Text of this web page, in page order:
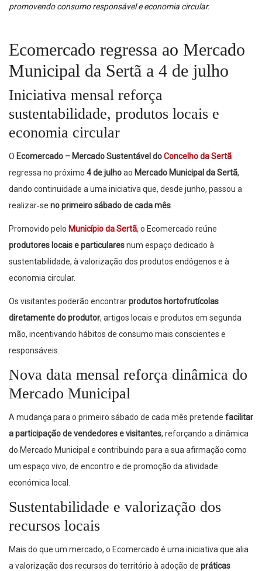
promovendo consumo responsável e economia circular.
Ecomercado regressa ao Mercado
Municipal da Sertã a 4 de julho
Iniciativa mensal reforça
sustentabilidade, produtos locais e
economia circular
O Ecomercado – Mercado Sustentável doConcelho da Sertã
regressa no próximo 4 de julhoao Mercado Municipal da Sertã,
dando continuidade a uma iniciativa que, desde junho, passou a
realizar‑se no primeiro sábado de cada mês
Promovido pelo Município da Sertã, o Ecomercado reúne
produtores locais e particularesnum espaço dedicado à
sustentabilidade, à valorização dos produtos endógenos e à
economia circular.
Os visitantes poderão encontrarprodutos hortofrutícolas
diretamente do produtor, artigos locais e produtos em segunda
mão, incentivando hábitos de consumo mais conscientes e
responsáveis.
Nova data mensal reforça dinâmica do
Mercado Municipal
A mudança para o primeiro sábado de cada mês pretende facilitar
a participação de vendedores e visitantes, reforçando a dinâmica
do Mercado Municipal e contribuindo para a sua afirmação como
um espaço vivo, de encontro e de promoção da atividade
económica local.
Sustentabilidade e valorização dos
recursos locais
Mais do que um mercado, o Ecomercado é uma iniciativa que alia
a valorização dos recursos do território à adoção de práticas